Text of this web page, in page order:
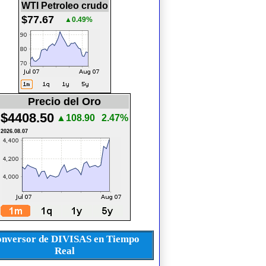
WTI Petroleo crudo
$77.67 ▲0.49%
Precio del Oro
$4408.50 ▲108.90 2.47%
2026.08.07
de DIVISAS en Tiempo
Real